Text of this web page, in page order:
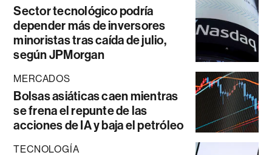
Sector tecnológico podría
depender más de inversores
minoristas tras caída de julio,
según JPMorgan
MERCADOS
Bolsas asiáticas caen mientras
se frena el repunte de las
acciones de IA y baja el petróleo
TECNOLOGÍA